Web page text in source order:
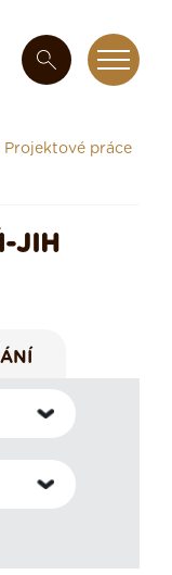
Projektové práce
JIH